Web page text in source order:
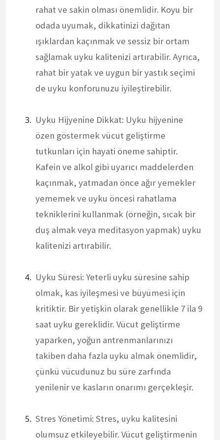
rahat ve sakin olması önemlidir. Koyu bir
odada uyumak, dikkatinizi dağıtan
ışıklardan kaçınmak ve sessiz bir ortam
sağlamak uyku kalitenizi artırabilir. Ayrıca,
rahat bir yatak ve uygun bir yastık seçimi
de uyku konforunuzu iyileştirebilir.
Uyku Hijyenine Dikkat: Uyku hijyenine
özen göstermek vücut geliştirme
tutkunları için hayati öneme sahiptir.
Kafein ve alkol gibi uyarıcı maddelerden
kaçınmak, yatmadan önce ağır yemekler
yememek ve uyku öncesi rahatlama
tekniklerini kullanmak (örneğin, sıcak bir
duş almak veya meditasyon yapmak) uyku
kalitenizi artırabilir.
Uyku Süresi: Yeterli uyku süresine sahip
olmak, kas iyileşmesi ve büyümesi için
kritiktir. Bir yetişkin olarak genellikle 7 ila 9
saat uyku gereklidir. Vücut geliştirme
yaparken, yoğun antrenmanlarınızı
takiben daha fazla uyku almak önemlidir,
çünkü vücudunuz bu süre zarfında
yenilenir ve kasların onarımı gerçekleşir.
Stres Yönetimi: Stres, uyku kalitesini
olumsuz etkileyebilir. Vücut geliştirmenin